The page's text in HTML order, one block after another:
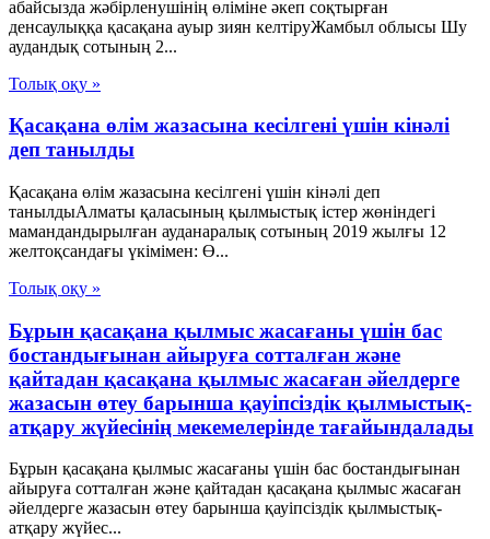
абайсызда жәбірленушінің өліміне әкеп соқтырған
денсаулыққа қасақана ауыр зиян келтіруЖамбыл облысы Шу
аудандық сотының 2...
Толық оқу »
Қасақана өлім жазасына кесілгені үшін кінәлі
деп танылды
Қасақана өлім жазасына кесілгені үшін кінәлі деп
танылдыАлматы қаласының қылмыстық істер жөніндегі
мамандандырылған ауданаралық сотының 2019 жылғы 12
желтоқсандағы үкімімен: Ө...
Толық оқу »
Бұрын қасақана қылмыс жасағаны үшін бас
бостандығынан айыруға сотталған және
қайтадан қасақана қылмыс жасаған әйелдерге
жазасын өтеу барынша қауіпсіздік қылмыстық-
атқару жүйесінің мекемелерінде тағайындалады
Бұрын қасақана қылмыс жасағаны үшін бас бостандығынан
айыруға сотталған және қайтадан қасақана қылмыс жасаған
әйелдерге жазасын өтеу барынша қауіпсіздік қылмыстық-
атқару жүйес...